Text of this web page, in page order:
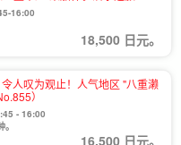
16:00
18,500 日元。
人叹为观止！人气地区 "八重濑
）
- 16:00
16,500 日元。